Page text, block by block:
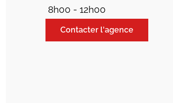
8h00 - 12h00
Contacter l'agence